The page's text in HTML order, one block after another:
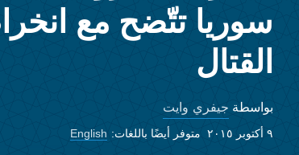
سوريا تتّضح مع
القتال
بواسطة جيفري وايت
٩ أكتوبر ٢٠١٥ متوفر أيضًا باللغات: English